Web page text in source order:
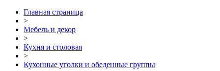
Главная страница
>
Мебель и декор
>
Кухня и столовая
>
Кухонные уголки и обеденные группы